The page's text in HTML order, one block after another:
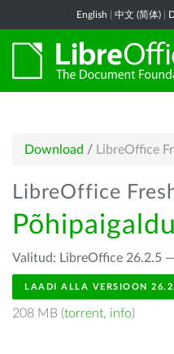
English 中文 (简体)
Download / LibreOffice
LibreOffice
Valitud: LibreOffice 26.2.5
LAADI ALLA VERSIOON
208 MB (torrent, info)